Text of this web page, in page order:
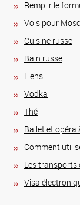
Remplir le
Vols pour
Сuisine russe
Bain russe
Liens
Vodka
Thé
Ballet et opéra
Comment
Les transports
Visa